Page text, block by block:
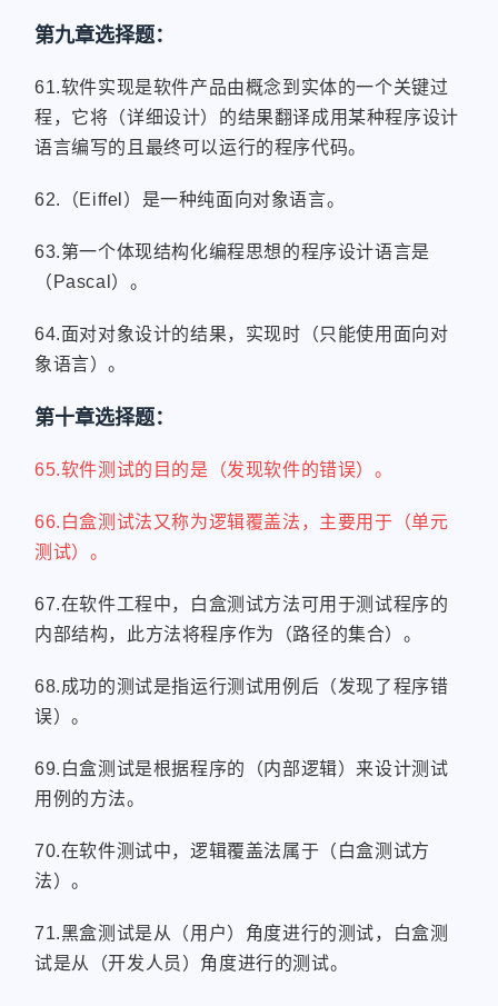
第九章选择题：
61.软件实现是软件产品由概念到实体的一个关键过
程，它将（详细设计）的结果翻译成用某种程序设计
语言编写的且最终可以运行的程序代码。
62.（Eiffel）是一种纯面向对象语言。
63.第一个体现结构化编程思想的程序设计语言是
（Pascal）。
64.面对对象设计的结果，实现时（只能使用面向对
象语言）。
第十章选择题：
65.软件测试的目的是（发现软件的错误）。
66.白盒测试法又称为逻辑覆盖法，主要用于（单元
测试）。
67.在软件工程中，白盒测试方法可用于测试程序的
内部结构，此方法将程序作为（路径的集合）。
68.成功的测试是指运行测试用例后（发现了程序错
误）。
69.白盒测试是根据程序的（内部逻辑）来设计测试
用例的方法。
70.在软件测试中，逻辑覆盖法属于（白盒测试方
法）。
71.黑盒测试是从（用户）角度进行的测试，白盒测
试是从（开发人员）角度进行的测试。